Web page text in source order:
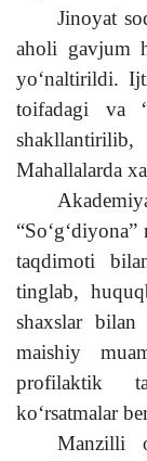
Jinoyat
aholi gavjum
yo‘naltirildi.
toifadagi va
Mahallalarda
taqdimoti
tinglab,
shaxslar
maishiy
profilaktik
ko‘rsatmalar
Manzilli